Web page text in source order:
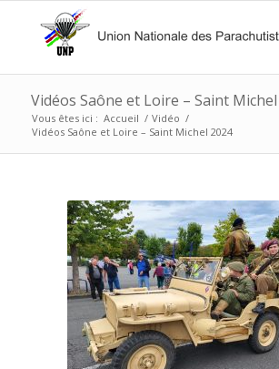
Vidéos Saône et Loire – Saint
Vous êtes ici : Accueil / Vidéo /
Vidéos Saône et Loire – Saint Michel 2024